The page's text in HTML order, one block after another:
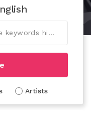
Artists